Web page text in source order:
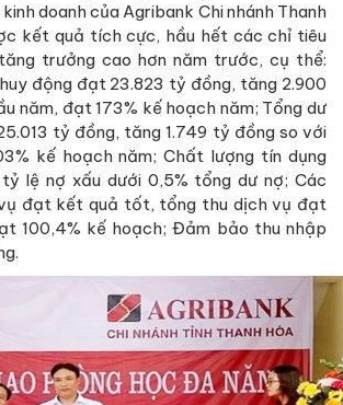
doanh của Agribank Chi nhánh Thanh
kết quả tích cực, hầu hết các chỉ tiêu
trưởng cao hơn năm trước, cụ thể:
động đạt 23.823 tỷ đồng, tăng 2.900
năm, đạt 173% kế hoạch năm; Tổng dư
tỷ đồng, tăng 1.749 tỷ đồng so với
kế hoạch năm; Chất lượng tín dụng
lệ nợ xấu dưới 0,5% tổng dư nợ; Các
đạt kết quả tốt, tổng thu dịch vụ đạt
100,4% kế hoạch; Đảm bảo thu nhập